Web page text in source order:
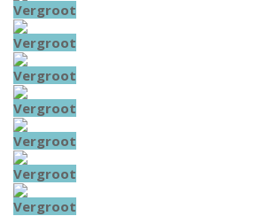
Vergroot
Vergroot
Vergroot
Vergroot
Vergroot
Vergroot
Vergroot